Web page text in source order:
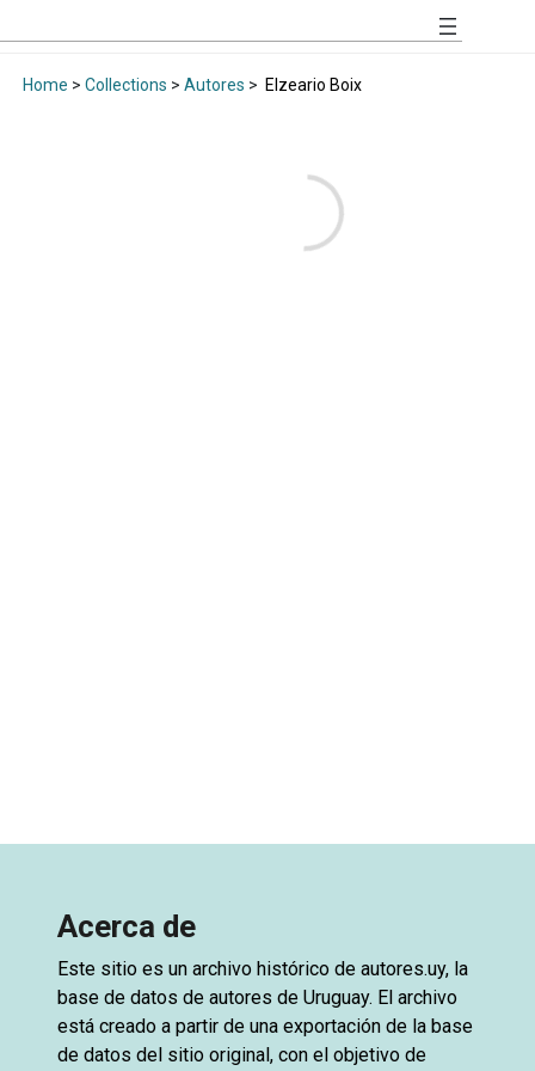
Home > Collections > Autores > Elzeario Boix
Acerca de
Este sitio es un archivo histórico de autores.uy, la
base de datos de autores de Uruguay. El archivo
está creado a partir de una exportación de la base
de datos del sitio original, con el objetivo de